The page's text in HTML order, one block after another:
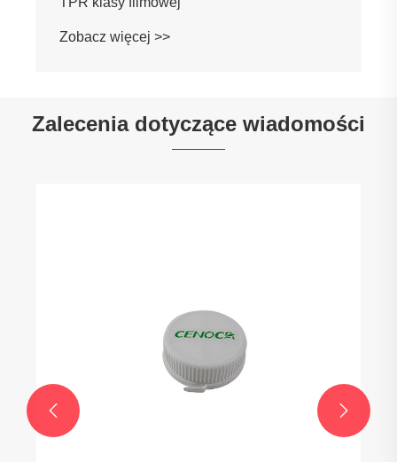
Zalecenia dotyczące wiadomości
 